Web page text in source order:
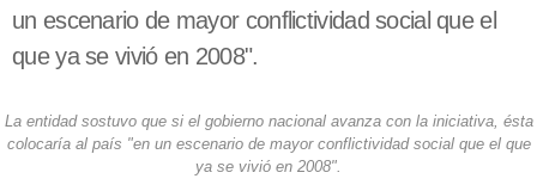
un escenario de mayor conflictividad social que el
que ya se vivió en 2008".
La entidad sostuvo que si el gobierno nacional avanza con la iniciativa, ésta
colocaría al país "en un escenario de mayor conflictividad social que el que
ya se vivió en 2008".